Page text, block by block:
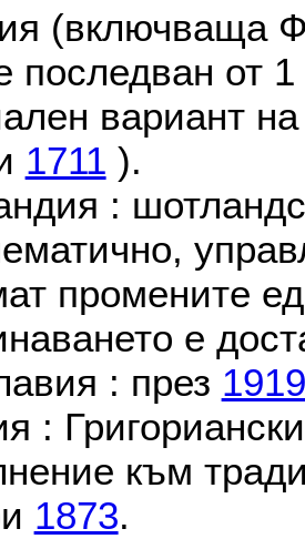
(включваща
последван от
вариант
1711 ).
:
промените
е
: през 1919
:
към
1873.